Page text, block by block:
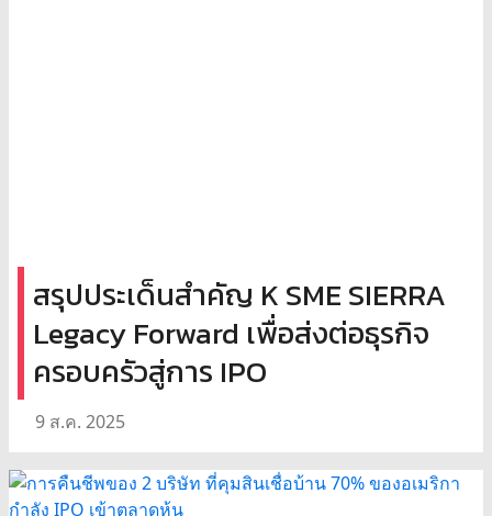
สรุปประเด็นสำคัญ K SME SIERRA
Legacy Forward เพื่อส่งต่อธุรกิจ
ครอบครัวสู่การ IPO
9 ส.ค. 2025